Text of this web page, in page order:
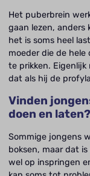
Het puberbrein
gaan lezen,
het is soms heel
moeder die de hele
te prikken.
dat als hij de
Vinden
doen en laten?
Sommige jongens
boksen, maar dat is
wel op inspringen